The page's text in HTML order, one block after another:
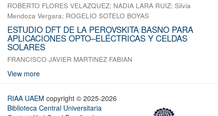
ROBERTO FLORES VELAZQUEZ; NADIA LARA RUIZ; Silvia
Mendoza Vergara; ROGELIO SOTELO BOYAS
ESTUDIO DFT DE LA PEROVSKITA BASNO PARA
APLICACIONES OPTO–ELÉCTRICAS Y CELDAS
SOLARES
FRANCISCO JAVIER MARTINEZ FABIAN
View more
RIAA UAEM copyright © 2025-2026
Biblioteca Central Universitaria